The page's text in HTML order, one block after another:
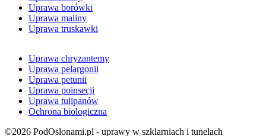
Uprawa borówki
Uprawa maliny
Uprawa truskawki
Uprawa chryzantemy
Uprawa pelargonii
Uprawa petunii
Uprawa poinsecji
Uprawa tulipanów
Ochrona biologiczna
©2026 PodOslonami.pl - uprawy w szklarniach i tunelach